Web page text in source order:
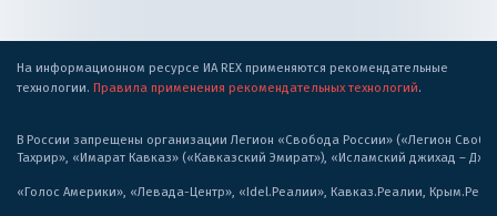
На информационном ресурсе ИА REX применяются рекомендательные
технологии. Правила применения рекомендательных технологий.
В России запрещены организации Легион «Свобода России» («Легион
Тахрир», «Имарат Кавказ» («Кавказский Эмират»), «Исламский джихад –
«Голос Америки», «Левада-Центр», «Idel.Реалии», Кавказ.Реалии,